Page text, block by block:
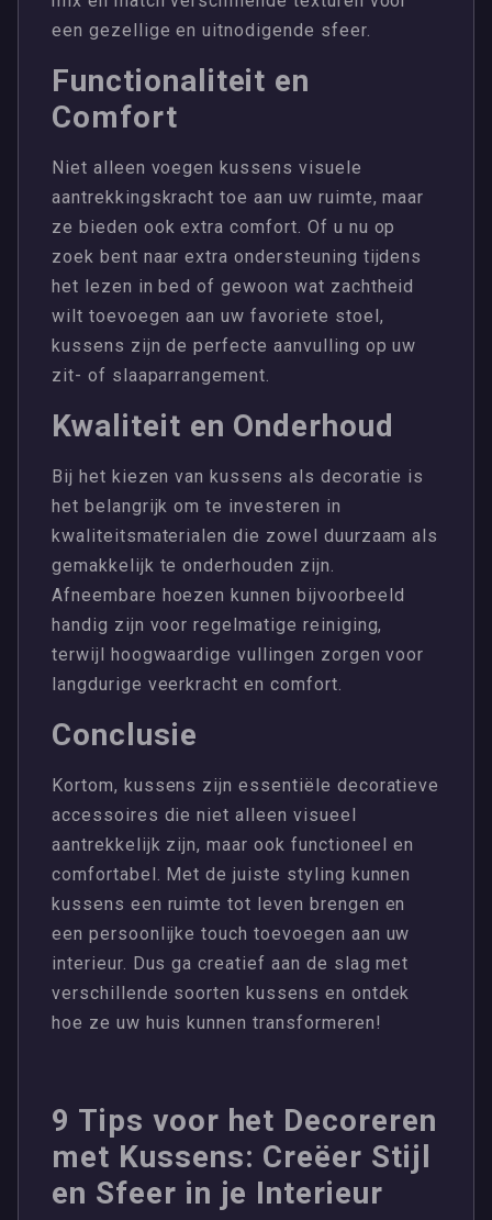
een gezellige en uitnodigende sfeer.
Functionaliteit en
Comfort
Niet alleen voegen kussens visuele
aantrekkingskracht toe aan uw ruimte, maar
ze bieden ook extra comfort. Of u nu op
zoek bent naar extra ondersteuning tijdens
het lezen in bed of gewoon wat zachtheid
wilt toevoegen aan uw favoriete stoel,
kussens zijn de perfecte aanvulling op uw
zit- of slaaparrangement.
Kwaliteit en Onderhoud
Bij het kiezen van kussens als decoratie is
het belangrijk om te investeren in
kwaliteitsmaterialen die zowel duurzaam als
gemakkelijk te onderhouden zijn.
Afneembare hoezen kunnen bijvoorbeeld
handig zijn voor regelmatige reiniging,
terwijl hoogwaardige vullingen zorgen voor
langdurige veerkracht en comfort.
Conclusie
Kortom, kussens zijn essentiële decoratieve
accessoires die niet alleen visueel
aantrekkelijk zijn, maar ook functioneel en
comfortabel. Met de juiste styling kunnen
kussens een ruimte tot leven brengen en
een persoonlijke touch toevoegen aan uw
interieur. Dus ga creatief aan de slag met
verschillende soorten kussens en ontdek
hoe ze uw huis kunnen transformeren!
9 Tips voor het Decoreren
met Kussens: Creëer Stijl
en Sfeer in je Interieur